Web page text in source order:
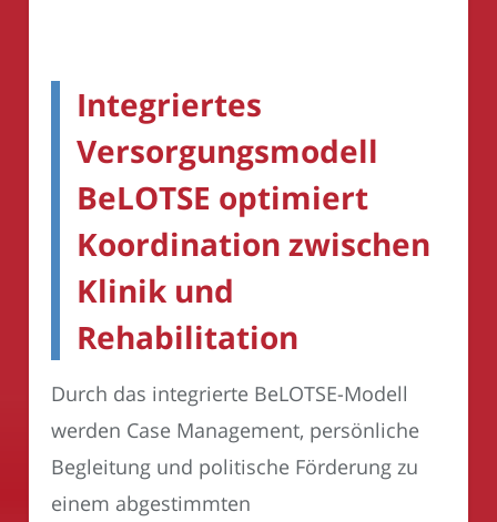
Integriertes
Versorgungsmodell
BeLOTSE optimiert
Koordination zwischen
Klinik und
Rehabilitation
Durch das integrierte BeLOTSE-Modell
werden Case Management, persönliche
Begleitung und politische Förderung zu
einem abgestimmten